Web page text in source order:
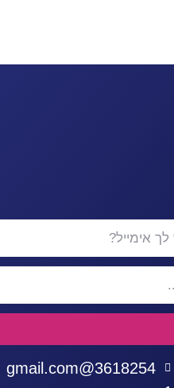
3618254@gmail.com